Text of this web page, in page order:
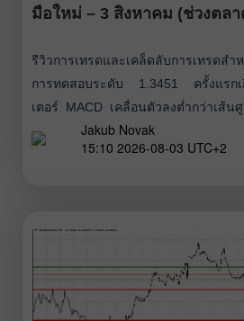
มือใหม่ – 3 สิงหาคม (ช่วงตล
รีวิวการเทรดและเคล็ดลับการเทรดสำ
การทดสอบระดับ 1.3451 ครั้งแรกเ
เตอร์ MACD เคลื่อนตัวลงต่ำกว่าเส้น
ศักยภาพการปรับตัวลงของคู่เงินนี้ ก
ครั้งที่สองเปิดโอกาสให้ Buy Scenario
Jakub Novak
15:10 2026-08-03 UTC+2